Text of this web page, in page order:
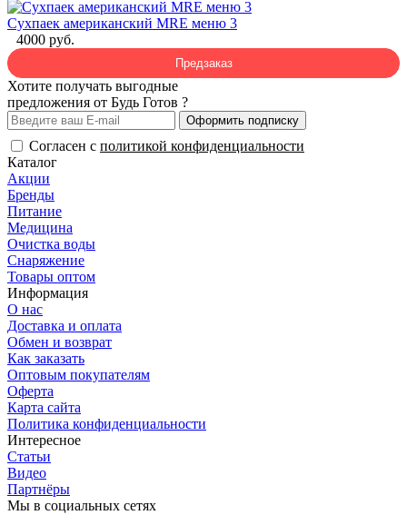
Сухпаек американский MRE меню 3
4000 руб.
Предзаказ
Хотите получать выгодные
предложения от Будь Готов ?
Оформить подписку
Согласен с политикой конфиденциальности
Каталог
Акции
Бренды
Питание
Медицина
Очистка воды
Снаряжение
Товары оптом
Информация
О нас
Доставка и оплата
Обмен и возврат
Как заказать
Оптовым покупателям
Оферта
Карта сайта
Политика конфиденциальности
Интересное
Статьи
Видео
Партнёры
Мы в социальных сетях